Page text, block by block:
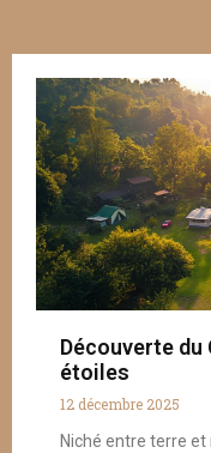
Découverte du
étoiles
12 décembre 2025
Niché entre terre et